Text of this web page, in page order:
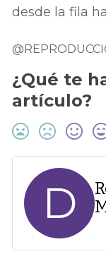
desde la fila
¿Qué te
artículo?
D